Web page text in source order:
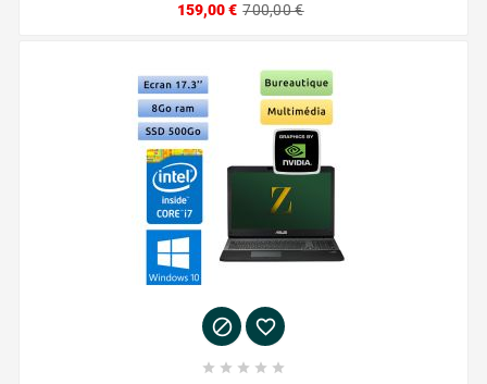
159,00 € 700,00 €
 
    